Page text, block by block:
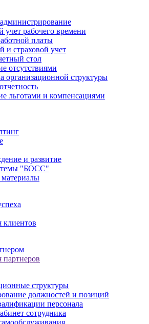
учет рабочего времени
платы
и страховой учет
стол
отсутствиями
организационной структуры
льготами и компенсациями
и развитие
"БОСС"
клиентов
партнеров
структуры
должностей и позиций
персонала
сотрудника